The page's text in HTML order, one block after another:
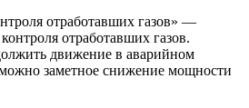
отработавших газов» —
отработавших газов.
движение в аварийном
заметное снижение мощности